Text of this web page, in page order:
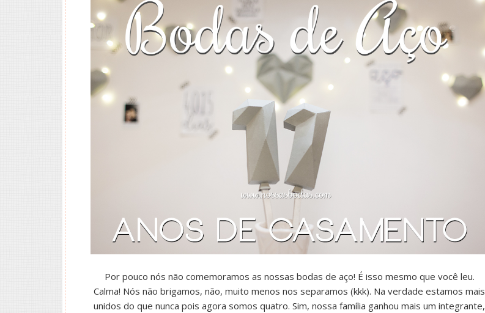
Por pouco nós não comemoramos as nossas bodas de aço! É isso mesmo que você leu.
Calma! Nós não brigamos, não, muito menos nos separamos (kkk). Na verdade estamos mais
unidos do que nunca pois agora somos quatro. Sim, nossa família ganhou mais um integrante,